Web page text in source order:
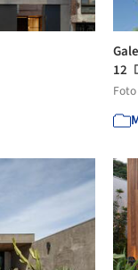
12
Foto